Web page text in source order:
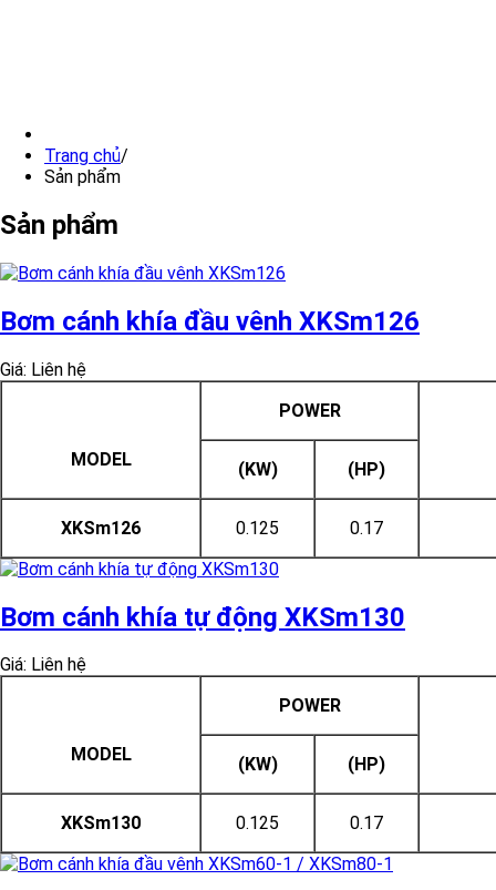
Trang chủ/
Sản phẩm
Sản phẩm
Bơm cánh khía đầu vênh XKSm126
Giá: Liên hệ
MODEL
POWER
(KW) (HP)
XKSm126 0.125 0.17
Bơm cánh khía tự động XKSm130
Giá: Liên hệ
MODEL
POWER
(KW) (HP)
XKSm130 0.125 0.17